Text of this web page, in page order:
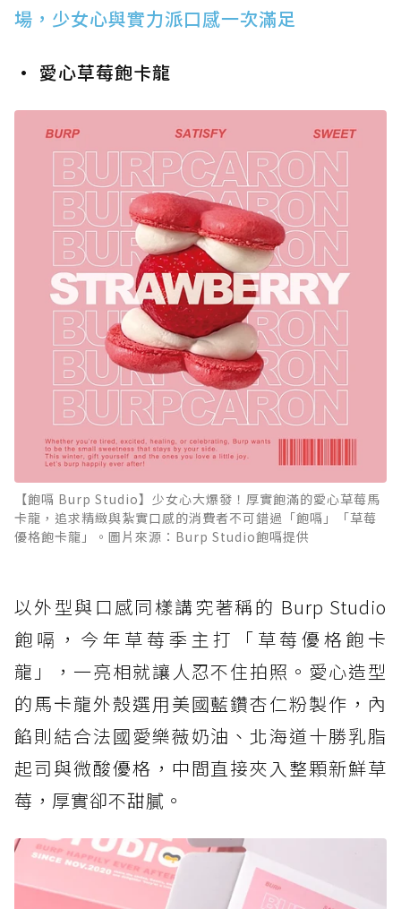
場，少女心與實力派口感一次滿足
• 愛心草莓飽卡龍
【飽嗝 Burp Studio】少女心大爆發！厚實飽滿的愛心草莓馬
卡龍，追求精緻與紮實口感的消費者不可錯過「飽嗝」「草莓
優格飽卡龍」。圖片來源：Burp Studio飽嗝提供
以外型與口感同樣講究著稱的 Burp Studio
飽嗝，今年草莓季主打「草莓優格飽卡
龍」，一亮相就讓人忍不住拍照。愛心造型
的馬卡龍外殼選用美國藍鑽杏仁粉製作，內
餡則結合法國愛樂薇奶油、北海道十勝乳脂
起司與微酸優格，中間直接夾入整顆新鮮草
莓，厚實卻不甜膩。